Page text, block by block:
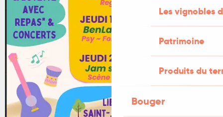
Les vignobles
Patrimoine
Produits du
Bouger